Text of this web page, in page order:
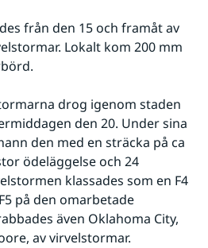
Lokalt kom 200 mm
den 20. Under sina
den med en sträcka på ca
ödeläggelse och 24
klassades som en F4
på den omarbetade
även Oklahoma City,
av virvelstormar.